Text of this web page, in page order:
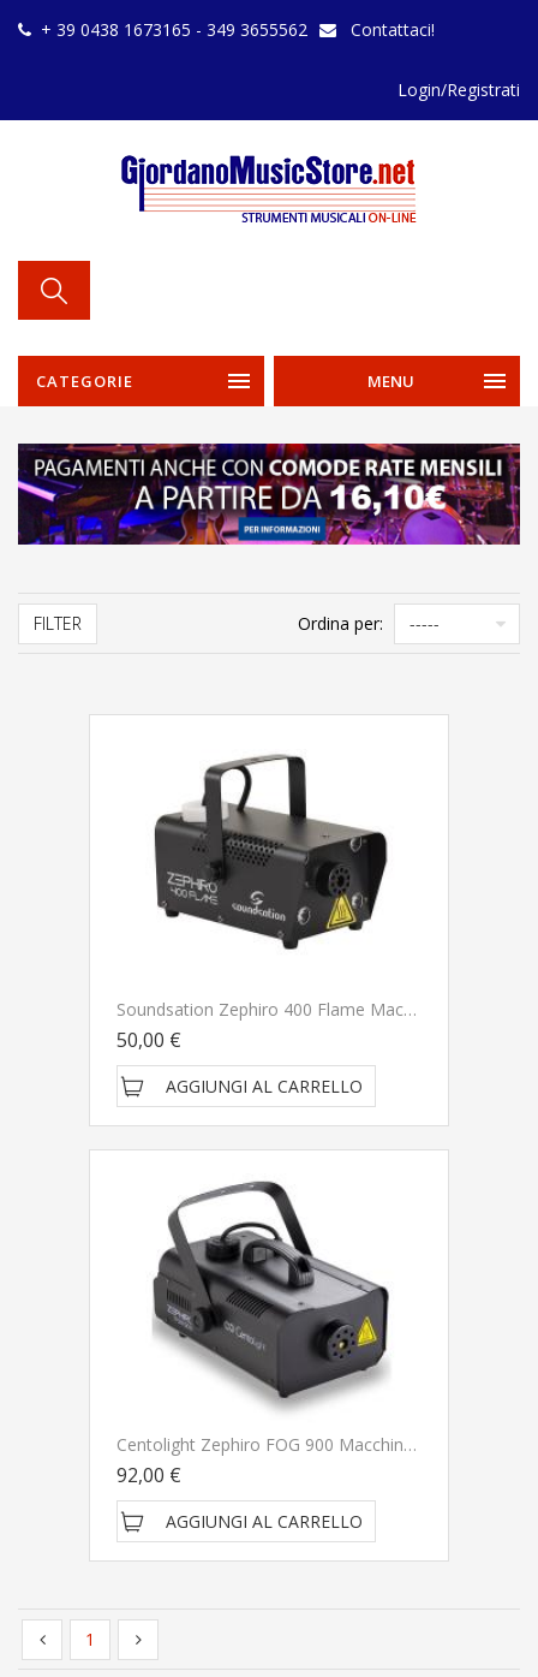
+ 39 0438 1673165 - 349 3655562 Contattaci!
Login/Registrati
CATEGORIE MENU
FILTER Ordina per:
Soundsation Zephiro 400 Flame Macchina Del Fumo 400 Watt Con 4 LEDs Ambra E Controllo Wireless
50,00 €
AGGIUNGI AL CARRELLO
Centolight Zephiro FOG 900 Macchina Del Fumo
92,00 €
AGGIUNGI AL CARRELLO
1